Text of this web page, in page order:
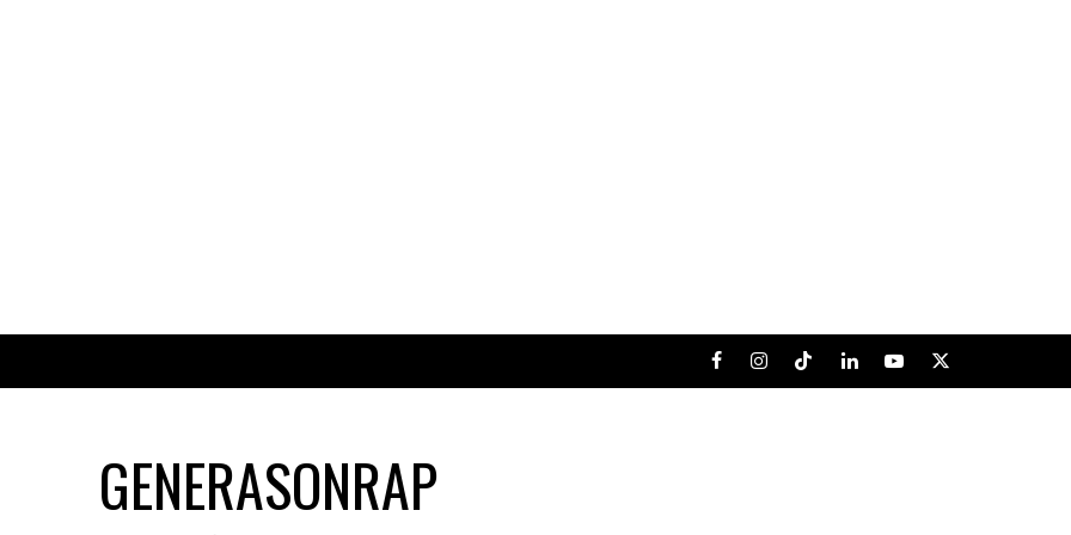
FacebookInstagram
TiktokLinkedInYoutube
X
GENERASONRAP